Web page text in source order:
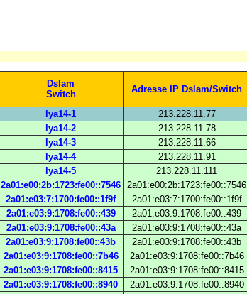
Dslam
Switch
Adresse IP Dslam/Switch
lya14-1 213.228.11.77
lya14-2 213.228.11.78
lya14-3 213.228.11.66
lya14-4 213.228.11.91
lya14-5 213.228.11.111
2a01:e00:2b:1723:fe00::7546 2a01:e00:2b:1723:fe00::7546
2a01:e03:7:1700:fe00::1f9f 2a01:e03:7:1700:fe00::1f9f
2a01:e03:9:1708:fe00::439 2a01:e03:9:1708:fe00::439
2a01:e03:9:1708:fe00::43a
2a01:e03:9:1708:fe00::43a
2a01:e03:9:1708:fe00::43b
2a01:e03:9:1708:fe00::43b
2a01:e03:9:1708:fe00::7b46
2a01:e03:9:1708:fe00::7b46
2a01:e03:9:1708:fe00::8415
2a01:e03:9:1708:fe00::8415
2a01:e03:9:1708:fe00::8940
2a01:e03:9:1708:fe00::8940